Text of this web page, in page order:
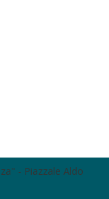
- Piazzale Aldo